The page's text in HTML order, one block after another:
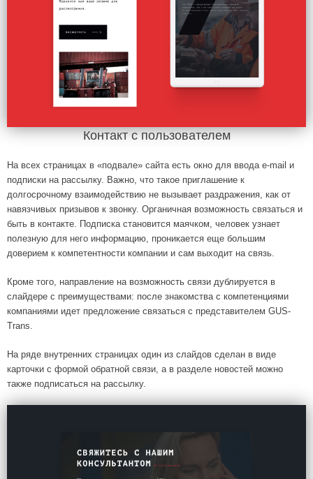
Контакт с пользователем
На всех страницах в «подвале» сайта есть окно для ввода e-mail и
подписки на рассылку. Важно, что такое приглашение к
долгосрочному взаимодействию не вызывает раздражения, как от
навязчивых призывов к звонку. Органичная возможность связаться и
быть в контакте. Подписка становится маячком, человек узнает
полезную для него информацию, проникается еще большим
доверием к компетентности компании и сам выходит на связь.
Кроме того, направление на возможность связи дублируется в
слайдере с преимуществами: после знакомства с компетенциями
компаниями идет предложение связаться с представителем GUS-
Trans.
На ряде внутренних страницах один из слайдов сделан в виде
карточки с формой обратной связи, а в разделе новостей можно
также подписаться на рассылку.